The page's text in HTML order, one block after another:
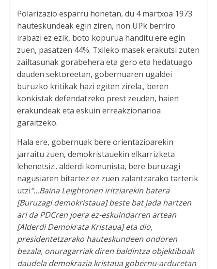
Polarizazio esparru honetan, du 4 martxoa 1973
hauteskundeak egin ziren, non UPk berriro
irabazi ez ezik, boto kopurua handitu ere egin
zuen, pasatzen 44%. Txileko masek erakutsi zuten
zailtasunak gorabehera eta gero eta hedatuago
dauden sektoreetan, gobernuaren ugaldei
buruzko kritikak hazi egiten zirela., beren
konkistak defendatzeko prest zeuden, haien
erakundeak eta eskuin erreakzionarioa
garaitzeko.
Hala ere, gobernuak bere orientazioarekin
jarraitu zuen, demokristauekin elkarrizketa
lehenetsiz.. alderdi komunista, bere buruzagi
nagusiaren bitartez ez zuen zalantzarako tarterik
utzi“…Baina Leightonen iritziarekin batera
[Buruzagi demokristaua] beste bat jada hartzen
ari da PDCren joera ez-eskuindarren artean
[Alderdi Demokrata Kristaua] eta dio,
presidentetzarako hauteskundeen ondoren
bezala, onuragarriak diren baldintza objektiboak
daudela demokrazia kristaua gobernu-arduretan